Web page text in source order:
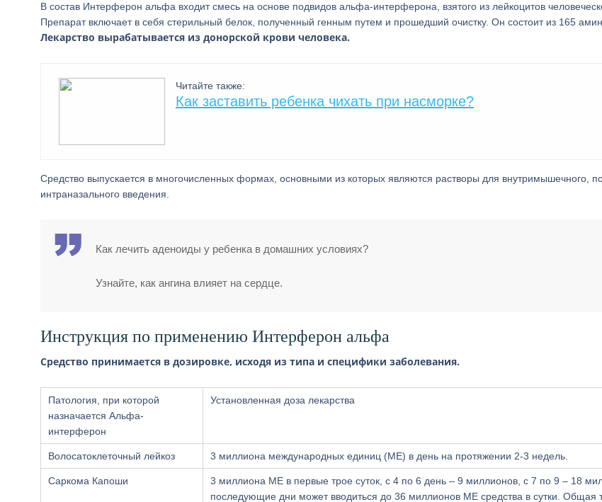
В состав Интерферон альфа входит смесь на основе подвидов альфа-интерферона, взятого из лейкоцитов
Препарат включает в себя стерильный белок, полученный генным путем и прошедший очистку. Он состоит из 165
Лекарство вырабатывается из донорской крови человека.
Читайте также:
Как заставить ребенка чихать при насморке?
Средство выпускается в многочисленных формах, основными из которых являются растворы для внутримышечного,
интраназального введения.
Как лечить аденоиды у ребенка в домашних условиях?
Узнайте, как ангина влияет на сердце.
Инструкция по применению Интерферон альфа
Средство принимается в дозировке, исходя из типа и специфики заболевания.
Патология, при которой
назначается Альфа-
интерферон
Установленная доза лекарства
Волосатоклеточный лейкоз 3 миллиона международных единиц (МЕ) в день на протяжении 2-3 недель.
Саркома Капоши
3 миллиона МЕ в первые трое суток, с 4 по 6 день – 9 миллионов, с 7 по 9 – 18
последующие дни может вводиться до 36 миллионов МЕ средства в сутки. Общая